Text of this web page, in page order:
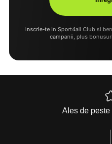
Inscrie-te in Sport4all Club si
campanii, plus
Ales de